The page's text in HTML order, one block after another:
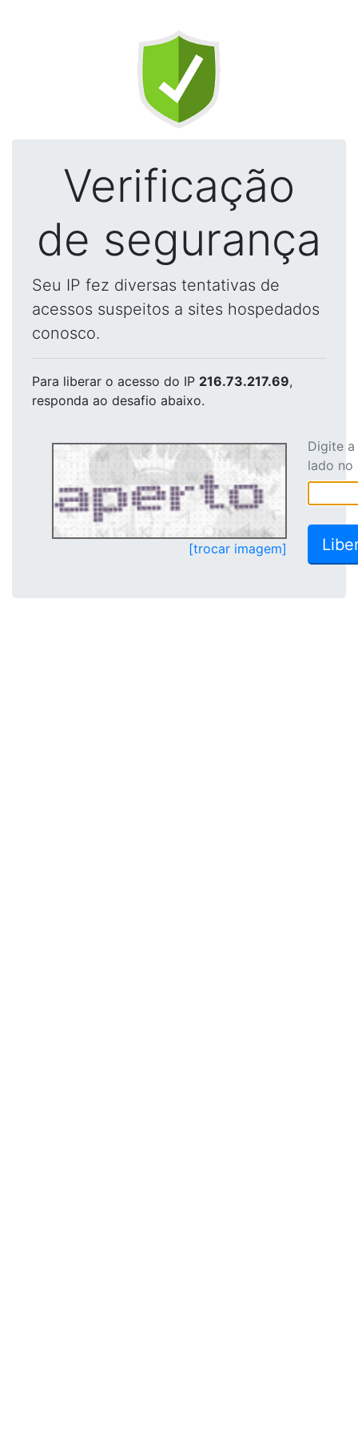
Verificação
de segurança
Seu IP fez diversas tentativas de
acessos suspeitos a sites hospedados
conosco.
Para liberar o acesso do IP 216.73.217.69,
responda ao desafio abaixo.
[trocar imagem]
Digite
lado no